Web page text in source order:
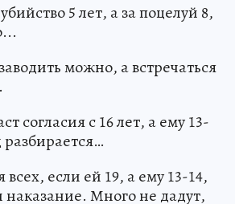
5 лет, а за поцелуй 8,
можно, а встречаться
согласия с 16 лет, а ему 13-
разбирается…
если ей 19, а ему 13-14,
Много не дадут,